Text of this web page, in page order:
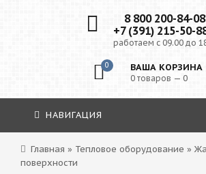
8 800 200-84-08
+7 (391) 215-50-
работаем с 09.00 до
0 ВАША КОРЗИНА
0 товаров — 0
НАВИГАЦИЯ
Главная » Тепловое оборудование »
поверхности